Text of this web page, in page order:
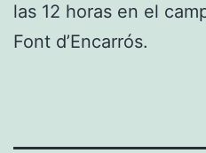
las 12 horas en el
Font d’Encarrós.